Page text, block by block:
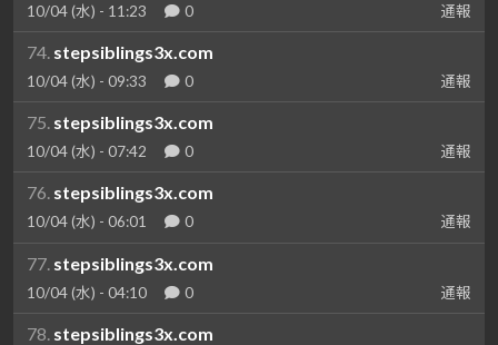
10/04 (水) - 11:23 0 通報
74. stepsiblings3x.com
10/04 (水) - 09:33 0 通報
75. stepsiblings3x.com
10/04 (水) - 07:42 0 通報
76. stepsiblings3x.com
10/04 (水) - 06:01 0 通報
77. stepsiblings3x.com
10/04 (水) - 04:10 0 通報
78. stepsiblings3x.com